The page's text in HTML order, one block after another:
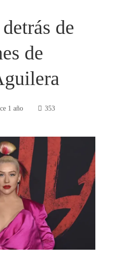
de
de
1 año 353